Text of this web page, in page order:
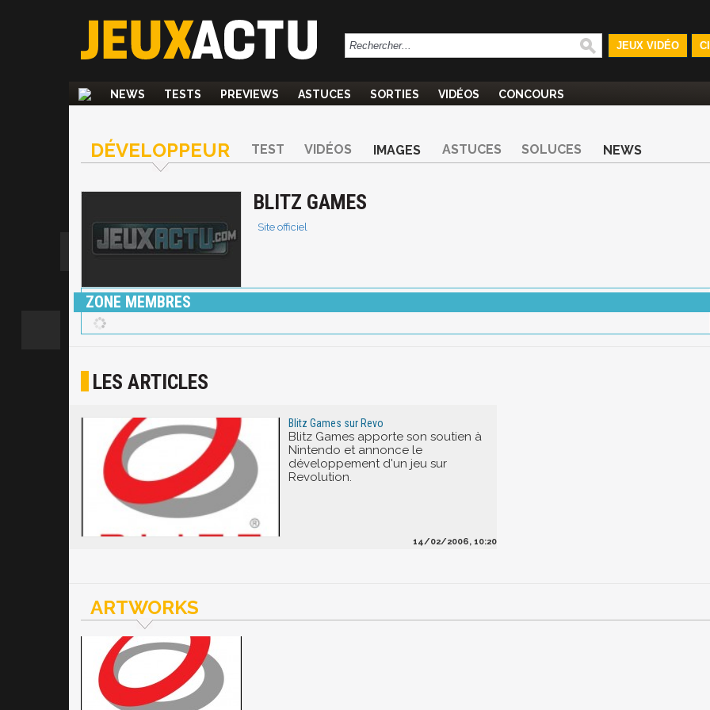
JEUX VIDÉO
NEWS TESTS PREVIEWS ASTUCES SORTIES VIDÉOS CONCOURS
DÉVELOPPEUR TEST VIDÉOS IMAGES ASTUCES SOLUCES NEWS
BLITZ GAMES
Site officiel
ZONE MEMBRES
LES ARTICLES
Blitz Games sur Revo
Blitz Games apporte son soutien à
Nintendo et annonce le
développement d'un jeu sur
Revolution.
14/02/2006, 10:20
ARTWORKS